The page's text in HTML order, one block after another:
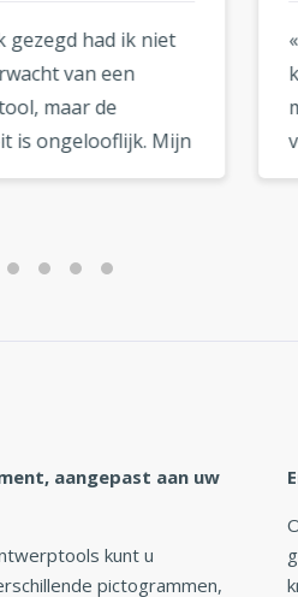
« Ik heb Logogenie al
keer gebruikt: een keer
mijn bedrijf en een keer
voor een vriend. Beide
logo's zijn geweldig
aangepast aan uw
kunt u
pictogrammen,